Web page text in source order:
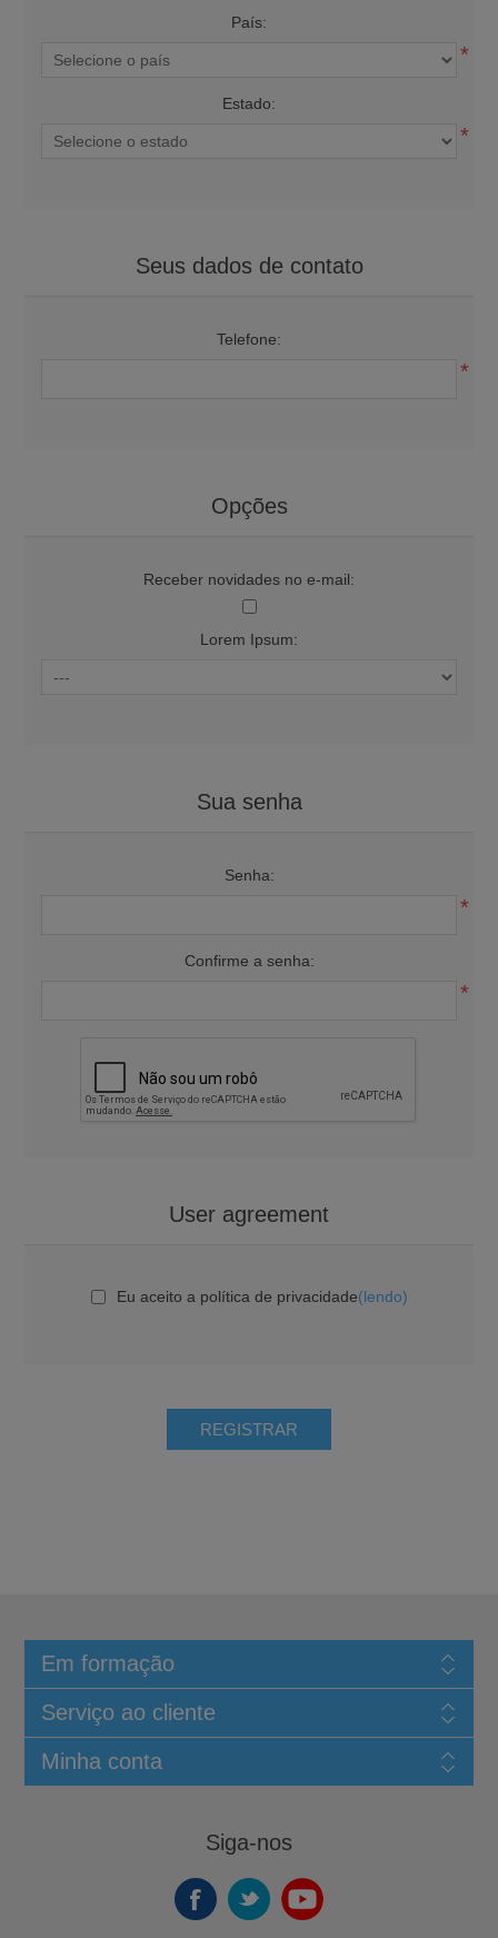
País:
*
Estado:
*
Seus dados de contato
Telefone:
*
Opções
Receber novidades no e-mail:
Lorem Ipsum:
Sua senha
Senha:
*
Confirme a senha:
*
User agreement
Eu aceito a política de privacidade(lendo)
Em formação
Serviço ao cliente
Minha conta
Siga-nos